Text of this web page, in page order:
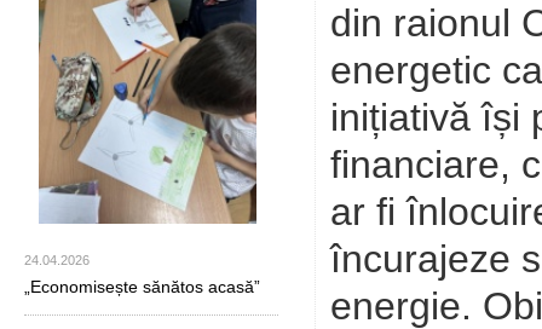
24.04.2026
„Economisește sănătos acasă”
din raionul
energetic
inițiativă își
financiare,
ar fi
încurajeze
energie.